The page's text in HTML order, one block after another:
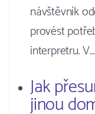
návštěvník
provést
interpretru. V…
Jak
jinou